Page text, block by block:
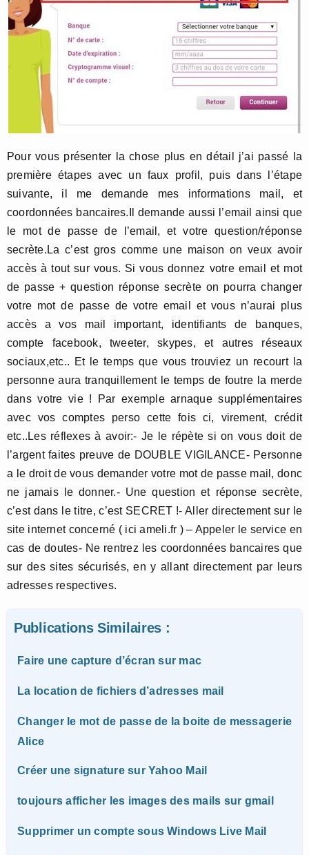
Pour vous présenter la chose plus en détail j’ai passé la
première étapes avec un faux profil, puis dans l’étape
suivante, il me demande mes informations mail, et
coordonnées bancaires.Il demande aussi l’email ainsi que
le mot de passe de l’email, et votre question/réponse
secrète.La c’est gros comme une maison on veux avoir
accès à tout sur vous. Si vous donnez votre email et mot
de passe + question réponse secrète on pourra changer
votre mot de passe de votre email et vous n’aurai plus
accès a vos mail important, identifiants de banques,
compte facebook, tweeter, skypes, et autres réseaux
sociaux,etc.. Et le temps que vous trouviez un recourt la
personne aura tranquillement le temps de foutre la merde
dans votre vie ! Par exemple arnaque supplémentaires
avec vos comptes perso cette fois ci, virement, crédit
etc..Les réflexes à avoir:- Je le répète si on vous doit de
l’argent faites preuve de DOUBLE VIGILANCE- Personne
a le droit de vous demander votre mot de passe mail, donc
ne jamais le donner.- Une question et réponse secrète,
c’est dans le titre, c’est SECRET !- Aller directement sur le
site internet concerné ( ici ameli.fr ) – Appeler le service en
cas de doutes- Ne rentrez les coordonnées bancaires que
sur des sites sécurisés, en y allant directement par leurs
adresses respectives.
Publications Similaires :
Faire une capture d’écran sur mac
La location de fichiers d’adresses mail
Changer le mot de passe de la boite de messagerie
Alice
Créer une signature sur Yahoo Mail
toujours afficher les images des mails sur gmail
Supprimer un compte sous Windows Live Mail